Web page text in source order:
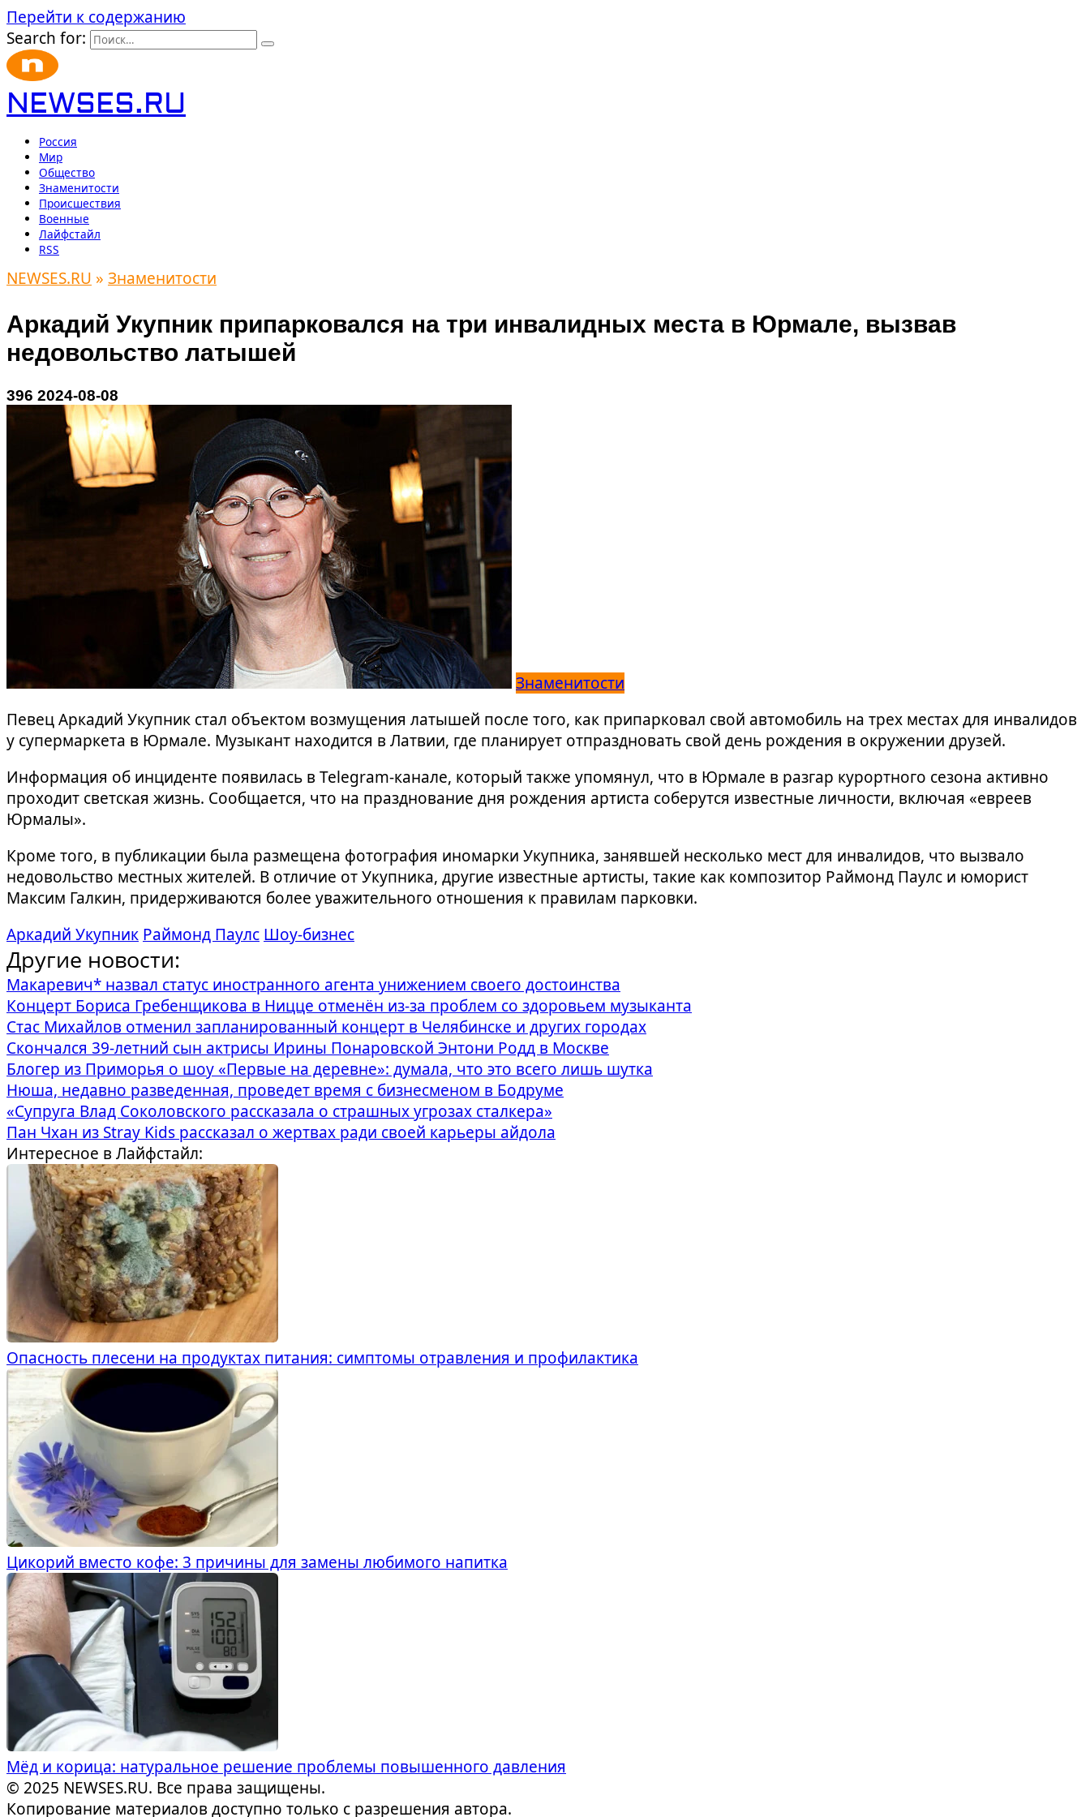
Перейти к содержанию
Search for:
NEWSES.RU
Россия
Мир
Общество
Знаменитости
Происшествия
Военные
Лайфстайл
RSS
NEWSES.RU » Знаменитости
Аркадий Укупник припарковался на три инвалидных места в Юрмале, вызвав
недовольство латышей
396 2024-08-08
Знаменитости
Певец Аркадий Укупник стал объектом возмущения латышей после того, как припарковал свой автомобиль на трех местах для инвалидов
у супермаркета в Юрмале. Музыкант находится в Латвии, где планирует отпраздновать свой день рождения в окружении друзей.
Информация об инциденте появилась в Telegram-канале, который также упомянул, что в Юрмале в разгар курортного сезона активно
проходит светская жизнь. Сообщается, что на празднование дня рождения артиста соберутся известные личности, включая «евреев
Юрмалы».
Кроме того, в публикации была размещена фотография иномарки Укупника, занявшей несколько мест для инвалидов, что вызвало
недовольство местных жителей. В отличие от Укупника, другие известные артисты, такие как композитор Раймонд Паулс и юморист
Максим Галкин, придерживаются более уважительного отношения к правилам парковки.
Аркадий Укупник Раймонд Паулс Шоу-бизнес
Другие новости:
Макаревич* назвал статус иностранного агента унижением своего достоинства
Концерт Бориса Гребенщикова в Ницце отменён из-за проблем со здоровьем музыканта
Стас Михайлов отменил запланированный концерт в Челябинске и других городах
Скончался 39-летний сын актрисы Ирины Понаровской Энтони Родд в Москве
Блогер из Приморья о шоу «Первые на деревне»: думала, что это всего лишь шутка
Нюша, недавно разведенная, проведет время с бизнесменом в Бодруме
«Супруга Влад Соколовского рассказала о страшных угрозах сталкера»
Пан Чхан из Stray Kids рассказал о жертвах ради своей карьеры айдола
Интересное в Лайфстайл:
Опасность плесени на продуктах питания: симптомы отравления и профилактика
Цикорий вместо кофе: 3 причины для замены любимого напитка
Мёд и корица: натуральное решение проблемы повышенного давления
© 2025 NEWSES.RU. Все права защищены.
Копирование материалов доступно только с разрешения автора.